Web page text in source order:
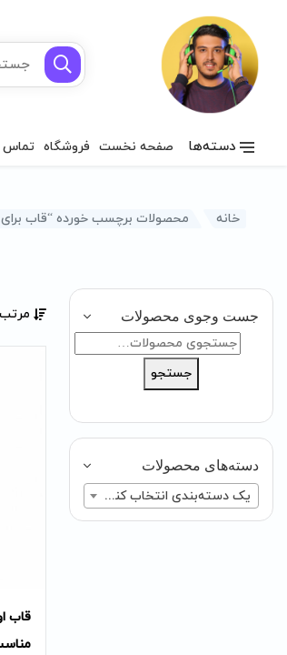
دسته‌ها صفحه نخست فروشگاه تماس
خانه محصولات برچسب خورده “قاب برای 14
جست وجوی محصولات
جستجو
جستجو
دسته‌های محصولات
یک دسته‌بندی انتخاب کنید
مناسب